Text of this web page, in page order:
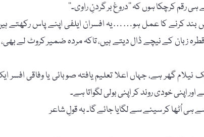
کرچکا ہوں کہ ’’دروغ بر گردنِ راوی۔‘‘
بند کرنے کا عمل ہو……یہ افسران ایلفی اپنے پاس رکھتے
زبان کے نیچے ڈال دیتے ہیں، تاکہ مردہ ضمیر کروٹ لے بھی،
گھر ہے، جہاں اعلا تعلیم یافتہ صوبائی یا وفاقی افسر
اپنی خودی روند کر اپنی بولی لگواتا ہے۔
اُٹھا کر سینے سے لگایا جائے گا۔ بہ قولِ شاعر